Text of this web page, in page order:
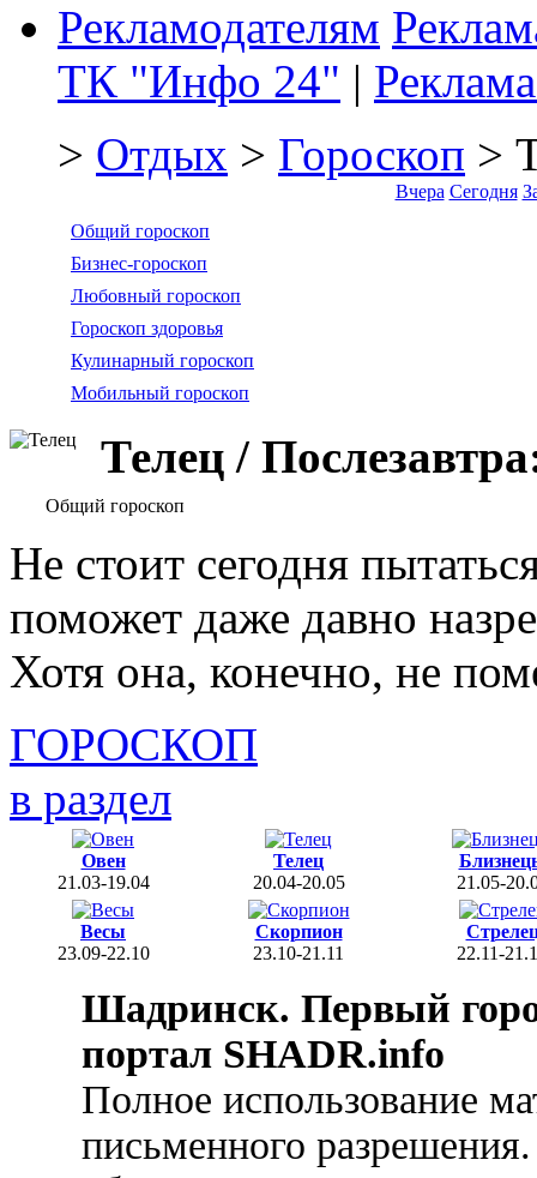
Рекламодателям
ТК "Инфо 24" |
> Отдых > Гороскоп >
Вчера Сегодня
Общий гороскоп
Бизнес-гороскоп
Любовный гороскоп
Гороскоп здоровья
Кулинарный гороскоп
Мобильный гороскоп
Телец /
Общий гороскоп
Не стоит сегодня
поможет даже давно
Хотя она, конечно, не
ГОРОСКОП
в раздел
Овен
21.03-19.04
Телец
20.04-20.05
21.05-
Весы
23.09-22.10
Скорпион
23.10-21.11
22.11-
Шадринск. Первый
портал SHADR.info
Полное использование
письменного